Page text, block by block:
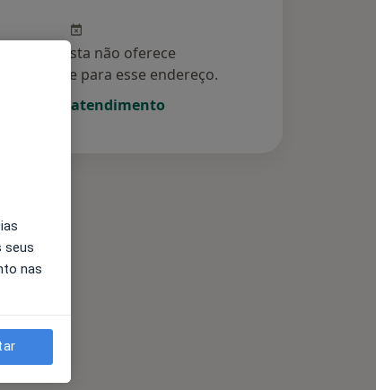
especialista não oferece
online para esse endereço.
um atendimento
seus
nas